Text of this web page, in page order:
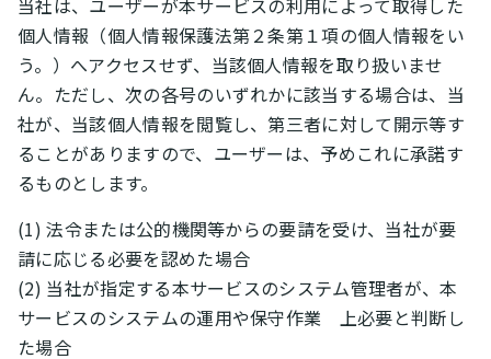
当社は、ユーザーが本サービスの利用によって取得した
個人情報（個人情報保護法第２条第１項の個人情報をい
う。）へアクセスせず、当該個人情報を取り扱いませ
ん。ただし、次の各号のいずれかに該当する場合は、当
社が、当該個人情報を閲覧し、第三者に対して開示等す
ることがありますので、ユーザーは、予めこれに承諾す
るものとします。
(1) 法令または公的機関等からの要請を受け、当社が要
請に応じる必要を認めた場合
(2) 当社が指定する本サービスのシステム管理者が、本
サービスのシステムの運用や保守作業 上必要と判断し
た場合